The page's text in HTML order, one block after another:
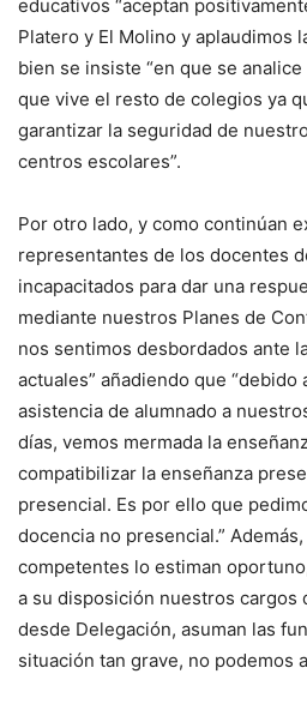
educativos “aceptan
Platero y El Molino y aplaudimos
bien se insiste “en que se
que vive el resto de colegios ya
garantizar la seguridad de
centros escolares”.
Por otro lado, y como continúan
representantes de los docentes
incapacitados para dar una
mediante nuestros Planes de
nos sentimos desbordados ante
actuales” añadiendo que
asistencia de alumnado a
días, vemos mermada la
compatibilizar la enseñanza
presencial. Es por ello que
docencia no presencial.”
competentes lo estiman
a su disposición nuestros cargos
desde Delegación, asuman las
situación tan grave, no podemos